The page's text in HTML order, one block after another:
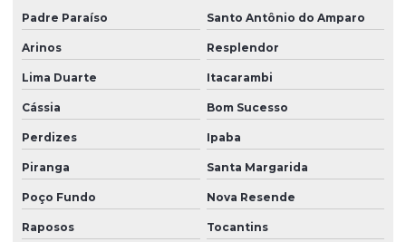
Padre Paraíso Santo Antônio do Amparo
Arinos Resplendor
Lima Duarte Itacarambi
Cássia Bom Sucesso
Perdizes Ipaba
Piranga Santa Margarida
Poço Fundo Nova Resende
Raposos Tocantins